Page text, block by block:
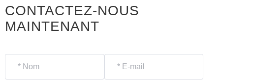
CONTACTEZ-NOUS
MAINTENANT